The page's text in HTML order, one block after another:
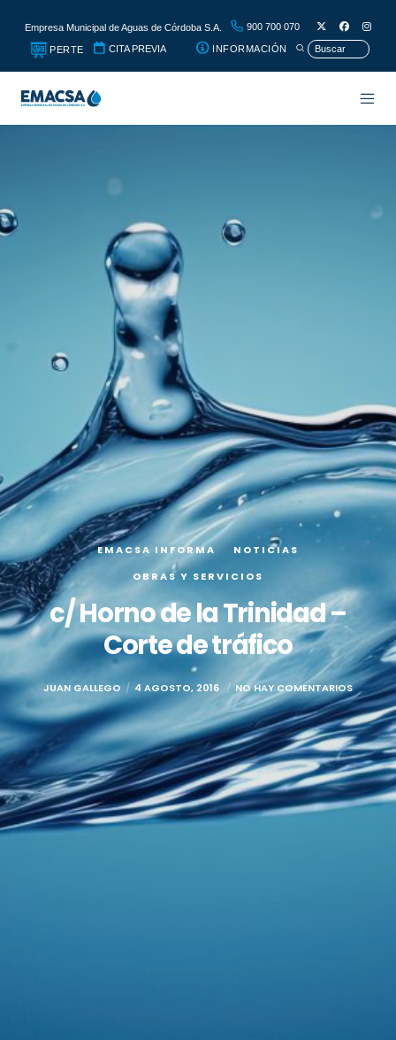
Empresa Municipal de Aguas de Córdoba S.A. 900 700 070
PERTE CITA PREVIA INFORMACIÓN
EMACSA INFORMA
NOTICIAS
OBRAS Y SERVICIOS
c/ Horno de la Trinidad –
Corte de tráfico
JUAN GALLEGO 4 AGOSTO, 2016 NO HAY COMENTARIOS